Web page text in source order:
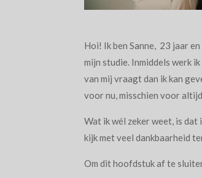
Hoi! Ik ben Sanne, 23 jaar
mijn studie. Inmiddels werk
van mij vraagt dan ik kan
voor nu, misschien voor
Wat ik wél zeker weet, is
kijk met veel dankbaarheid
Om dit hoofdstuk af te